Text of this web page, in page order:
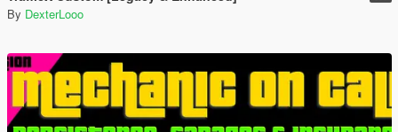
By DexterLooo